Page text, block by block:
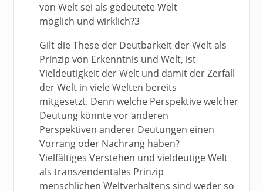
von Welt sei als gedeutete Welt
möglich und wirklich?3
Gilt die These der Deutbarkeit der Welt als
Prinzip von Erkenntnis und Welt, ist
Vieldeutigkeit der Welt und damit der Zerfall
der Welt in viele Welten bereits
mitgesetzt. Denn welche Perspektive welcher
Deutung könnte vor anderen
Perspektiven anderer Deutungen einen
Vorrang oder Nachrang haben?
Vielfältiges Verstehen und vieldeutige Welt
als transzendentales Prinzip
menschlichen Weltverhaltens sind weder so